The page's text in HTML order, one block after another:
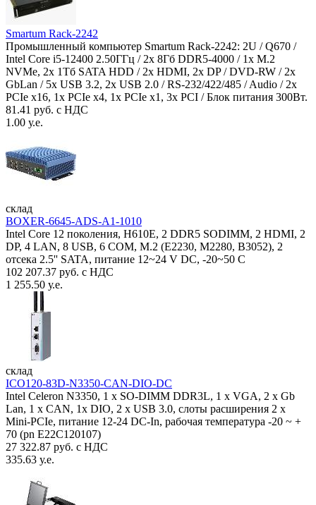
Smartum Rack-2242
Промышленный компьютер Smartum Rack-2242: 2U / Q670 /
Intel Core i5-12400 2.50ГГц / 2x 8Гб DDR5-4000 / 1x M.2
NVMe, 2x 1Тб SATA HDD / 2x HDMI, 2x DP / DVD-RW / 2x
GbLan / 5x USB 3.2, 2x USB 2.0 / RS-232/422/485 / Audio / 2x
PCIe x16, 1x PCIe x4, 1x PCIe x1, 3x PCI / Блок питания 300Вт.
81.41 руб. с НДС
1.00 у.е.
склад
BOXER-6645-ADS-A1-1010
Intel Core 12 поколения, H610E, 2 DDR5 SODIMM, 2 HDMI, 2
DP, 4 LAN, 8 USB, 6 COM, M.2 (E2230, M2280, B3052), 2
отсека 2.5'' SATA, питание 12~24 V DC, -20~50 C
102 207.37 руб. с НДС
1 255.50 у.е.
склад
ICO120-83D-N3350-CAN-DIO-DC
Intel Celeron N3350, 1 х SO-DIMM DDR3L, 1 х VGA, 2 x Gb
Lan, 1 х CAN, 1x DIO, 2 х USB 3.0, слоты расширения 2 x
Mini-PCIe, питание 12-24 DC-In, рабочая температура -20 ~ +
70 (pn E22C120107)
27 322.87 руб. с НДС
335.63 у.е.